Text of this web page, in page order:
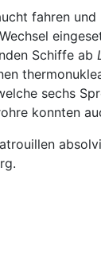
fahren
Schiffe ab
sechs
konnten